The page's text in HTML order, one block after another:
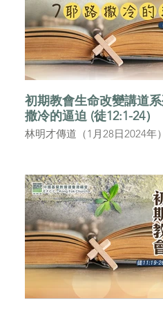
初期教會生命改變講道
撒冷的逼迫 (徒12:1-24）
林明才傳道（1月28日2024年）